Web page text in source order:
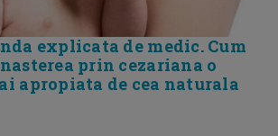
explicata de medic. Cum
prin cezariana o
apropiata de cea naturala